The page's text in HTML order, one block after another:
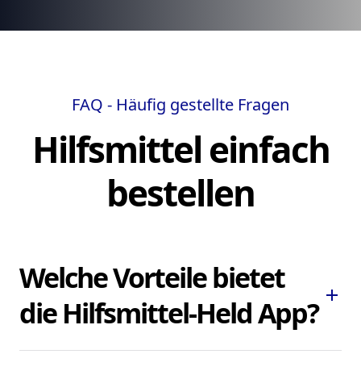
FAQ - Häufig gestellte Fragen
Hilfsmittel einfach
bestellen
Welche Vorteile bietet
die Hilfsmittel-Held App? add